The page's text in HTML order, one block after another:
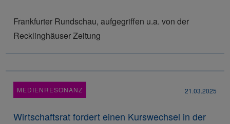
Frankfurter Rundschau, aufgegriffen u.a. von der
Recklinghäuser Zeitung
MEDIENRESONANZ 21.03.2025
Wirtschaftsrat fordert einen Kurswechsel in der